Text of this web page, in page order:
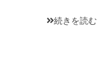
続きを読む